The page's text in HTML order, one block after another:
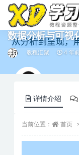
数据分析与可视
教程汇聚 4 年
详情介绍
当前位置： 首页